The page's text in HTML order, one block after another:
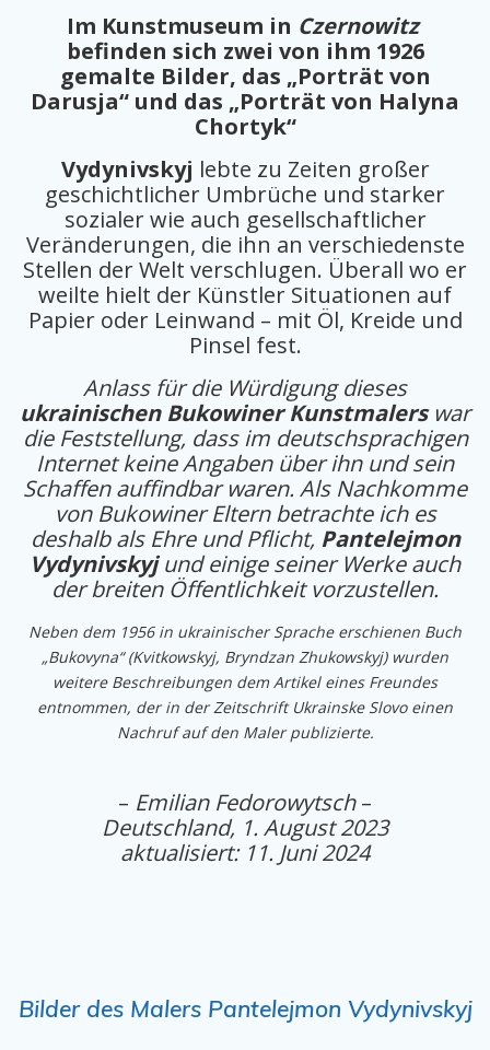
Im Kunstmuseum in Czernowitz
befinden sich zwei von ihm 1926
gemalte Bilder, das „Porträt von
Darusja“ und das „Porträt von Halyna
Chortyk“
Vydynivskyj lebte zu Zeiten großer
geschichtlicher Umbrüche und starker
sozialer wie auch gesellschaftlicher
Veränderungen, die ihn an verschiedenste
Stellen der Welt verschlugen. Überall wo er
weilte hielt der Künstler Situationen auf
Papier oder Leinwand – mit Öl, Kreide und
Pinsel fest.
Anlass für die Würdigung dieses
ukrainischen Bukowiner Kunstmalerswar
die Feststellung, dass im deutschsprachigen
Internet keine Angaben über ihn und sein
Schaffen auffindbar waren. Als Nachkomme
von Bukowiner Eltern betrachte ich es
deshalb als Ehre und Pflicht, Pantelejmon
Vydynivskyjund einige seiner Werke auch
der breiten Öffentlichkeit vorzustellen.
Neben dem 1956 in ukrainischer Sprache erschienen Buch
„Bukovyna“ (Kvitkowskyj, Bryndzan Zhukowskyj) wurden
weitere Beschreibungen dem Artikel eines Freundes
entnommen, der in der Zeitschrift Ukrainske Slovo einen
Nachruf auf den Maler publizierte.
– Emilian Fedorowytsch–
Deutschland, 1. August 2023
aktualisiert: 11. Juni 2024
Bilder des Malers Pantelejmon Vydynivskyj